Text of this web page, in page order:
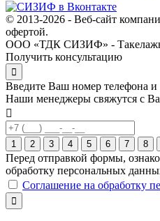
© 2013-2026 - Веб-сайт
офертой.
ООО «ТДК СИЗИФ» -
Получить консультацию
Введите Ваш номер телефона и
Наши менеджеры свяжутся с
1 2 3 4 5 6 7 8
Перед отправкой формы,
обработку персональных
Соглашение на обработку